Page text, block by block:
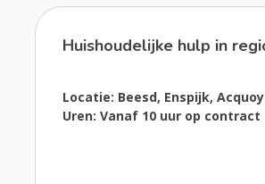
Huishoudelijke hulp in
Locatie: Beesd, Enspijk,
Uren: Vanaf 10 uur op contract